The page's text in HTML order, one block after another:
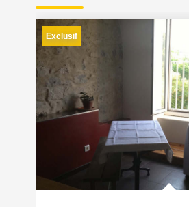
Exclusif